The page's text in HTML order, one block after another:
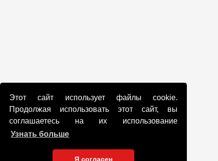
Этот сайт использует файлы cookie.
Продолжая использовать этот сайт, вы
соглашаетесь на их использование
Узнать больше
Я согласен